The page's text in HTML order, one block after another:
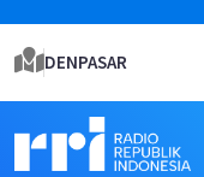
DENPASAR